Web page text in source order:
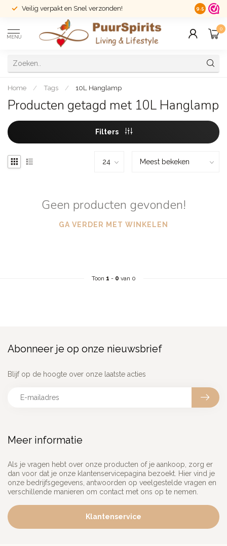
Veilig verpakt en Snel verzonden! 14 dagen
9.5
MENU
0
Home / Tags / 10L Hanglamp
Producten getagd met 10L Hanglamp
Filters
Geen producten gevonden!
GA VERDER MET WINKELEN
Toon 1 - 0 van 0
Meer informatie
Als je vragen hebt over onze producten of je aankoop, zorg er
dan voor dat je onze klantenservicepagina bezoekt. Hier vind je
onze bedrijfsgegevens, antwoorden op veelgestelde vragen en
verschillende manieren om contact met ons op te nemen.
Klantenservice
Abonneer je op onze nieuwsbrief
Blijf op de hoogte over onze laatste acties